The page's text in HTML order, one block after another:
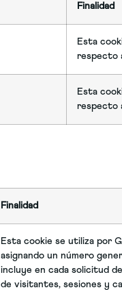
Finalidad
Esta
respecto
Esta
respecto
Finalidad
Esta cookie se utiliza por
asignando un número
incluye en cada solicitud
de visitantes, sesiones y